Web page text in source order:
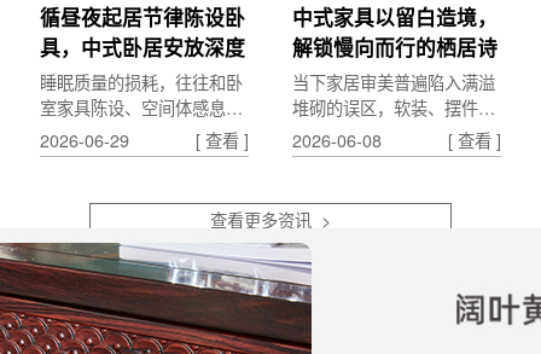
循昼夜起居节律陈设卧
具，中式卧居安放深度
安眠
睡眠质量的损耗，往往和卧
室家具陈设、空间体感息息
相关。中式卧居设计依托昼
夜阴阳节律，通过卧具形
2026-06-29 [ 查看 ]
中式家具以留白造境，
解锁慢向而行的栖居诗
意
当下家居审美普遍陷入满溢
堆砌的误区，软装、摆件层
层叠加，空间美感被冗余元
素吞噬。中式茶家具的核心
白。...
2026-06-08 [ 查看 ]
查看更多资讯 >